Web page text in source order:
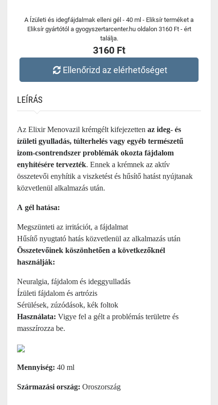
A Ízületi és idegfájdalmak elleni gél - 40 ml - Eliksír terméket a
Eliksír gyártótól a gyogyszertarcenter.hu oldalon 3160 Ft - ért
találja.
3160 Ft
Ellenőrizd az elérhetőséget
LEÍRÁS
Az Elixir Menovazil krémgélt kifejezetten az ideg- és
ízületi gyulladás, túlterhelés vagy egyéb természetű
izom-csontrendszer problémák okozta fájdalom
enyhítésére tervezték. Ennek a krémnek az aktív
összetevői enyhítik a viszketést és hűsítő hatást nyújtanak
közvetlenül alkalmazás után.
A gél hatása:
Megszünteti az irritációt, a fájdalmat
Hűsítő nyugtató hatás közvetlenül az alkalmazás után
Összetevőinek köszönhetően a következőknél
használják:
Neuralgia, fájdalom és ideggyulladás
Ízületi fájdalom és artrózis
Sérülések, zúzódások, kék foltok
Használata: Vigye fel a gélt a problémás területre és
masszírozza be.
Mennyiség: 40 ml
Származási ország: Oroszország